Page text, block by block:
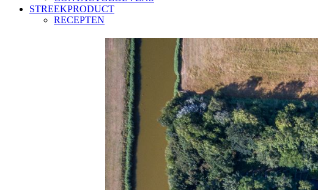
STREEKPRODUCT
RECEPTEN